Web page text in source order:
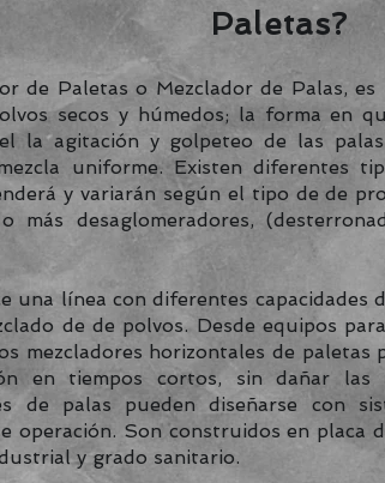
Paletas o Mezclador de Palas, es
secos y húmedos; la forma en
la agitación y golpeteo de las
uniforme. Existen diferentes
y variarán según el tipo de de
más desaglomeradores,
línea con diferentes capacidades
de de polvos. Desde equipos
mezcladores horizontales de
en tiempos cortos, sin dañar las
de palas pueden diseñarse con
operación. Son construidos en placa
y grado sanitario.
Paletas?